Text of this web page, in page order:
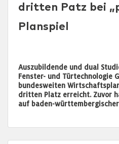
dritten Patz bei
Planspiel
Auszubildende und dual
Fenster- und Türtechnologie
bundesweiten
dritten Platz erreicht. Zuvor
auf baden-